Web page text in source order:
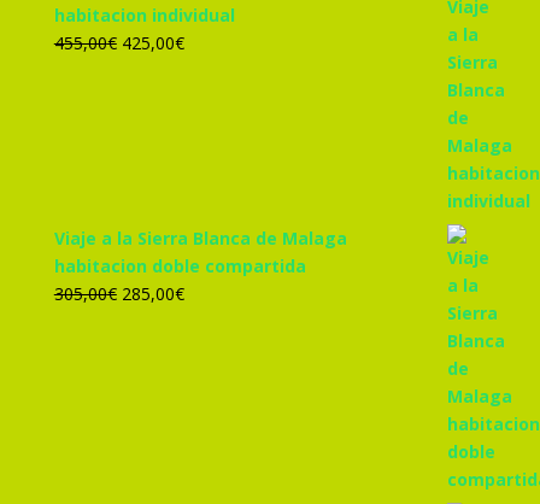
habitacion individual
455,00€ El
425,00€El
Viaje a la Sierra Blanca de Malaga
habitacion doble compartida
305,00€ El
285,00€El